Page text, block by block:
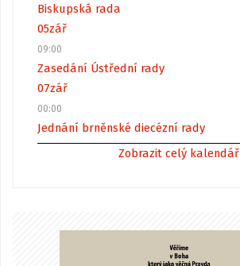
Biskupská rada
05zář
09:00
Zasedání Ústřední rady
07zář
00:00
Jednání brněnské diecézní rady
Zobrazit celý kalendář